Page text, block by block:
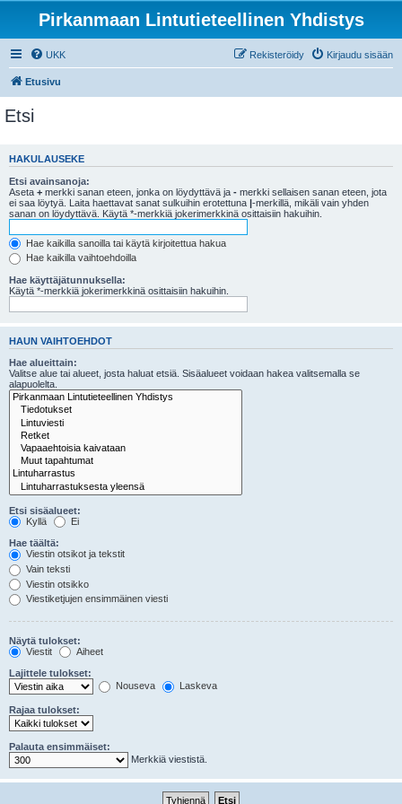
Pirkanmaan Lintutieteellinen Yhdistys
UKK Kirjaudu sisään
Rekisteröidy
Etusivu
Etsi
HAKULAUSEKE
Etsi avainsanoja:
Aseta + merkki sanan eteen, jonka on löydyttävä ja - merkki sellaisen sanan eteen, jota
ei saa löytyä. Laita haettavat sanat sulkuihin erotettuna |-merkillä, mikäli vain yhden
sanan on löydyttävä. Käytä *-merkkiä jokerimerkkinä osittaisiin hakuihin.
Hae kaikilla sanoilla tai käytä kirjoitettua hakua
Hae kaikilla vaihtoehdoilla
Hae käyttäjätunnuksella:
Käytä *-merkkiä jokerimerkkinä osittaisiin hakuihin.
HAUN VAIHTOEHDOT
Hae alueittain:
Valitse alue tai alueet, josta haluat etsiä. Sisäalueet voidaan hakea valitsemalla se
alapuolelta.
Etsi sisäalueet:
Kyllä
Ei
Hae täältä:
Viestin otsikot ja tekstit
Vain teksti
Viestin otsikko
Viestiketjujen ensimmäinen viesti
Näytä tulokset:
Viestit
Aiheet
Lajittele tulokset:
Nouseva
Laskeva
Rajaa tulokset:
Palauta ensimmäiset:
Merkkiä viestistä.